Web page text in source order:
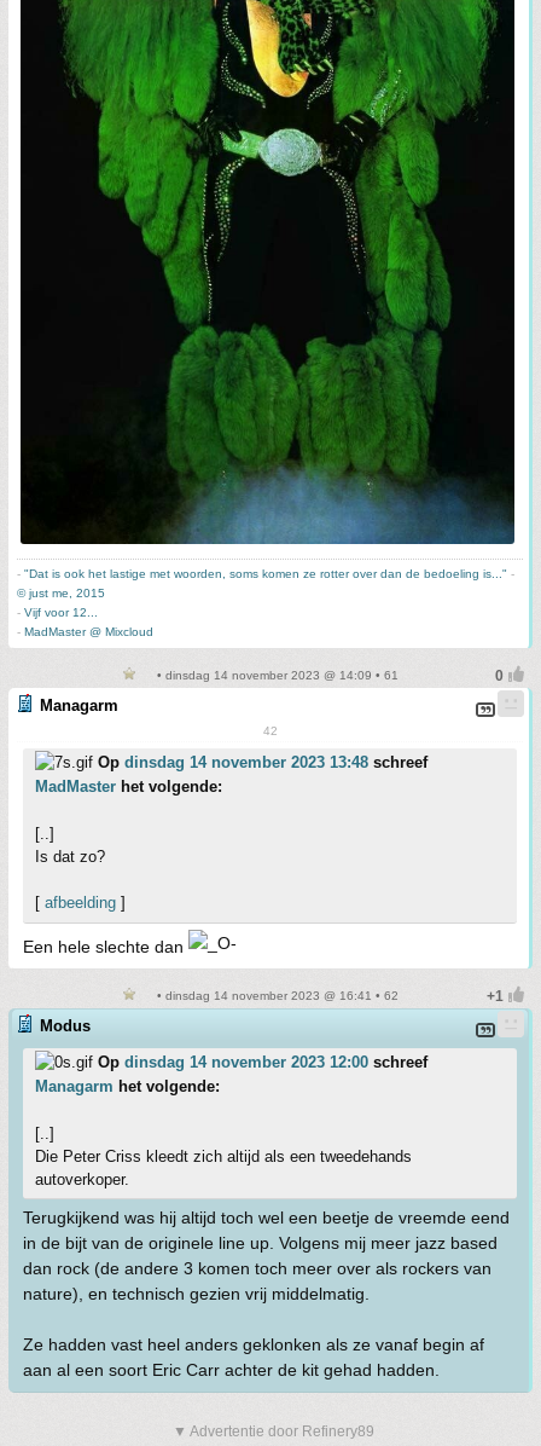
- "Dat is ook het lastige met woorden, soms komen ze rotter over dan de bedoeling is..." -
© just me, 2015
- Vijf voor 12...
- MadMaster @ Mixcloud
• dinsdag 14 november 2023 @ 14:09 • 61
Managarm
42
Op dinsdag 14 november 2023 13:48 schreef
MadMaster het volgende:
[..]
Is dat zo?
[ afbeelding ]
Een hele slechte dan
• dinsdag 14 november 2023 @ 16:41 • 62
Modus
Op dinsdag 14 november 2023 12:00 schreef
Managarm het volgende:
[..]
Die Peter Criss kleedt zich altijd als een tweedehands
autoverkoper.
Terugkijkend was hij altijd toch wel een beetje de vreemde eend
in de bijt van de originele line up. Volgens mij meer jazz based
dan rock (de andere 3 komen toch meer over als rockers van
nature), en technisch gezien vrij middelmatig.
Ze hadden vast heel anders geklonken als ze vanaf begin af
aan al een soort Eric Carr achter de kit gehad hadden.
▼ Advertentie door Refinery89